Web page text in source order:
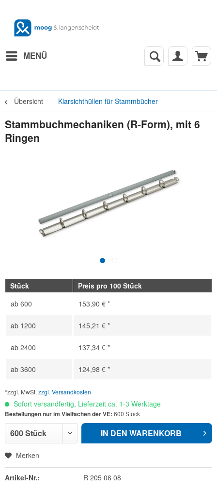
MENÜ
Übersicht Klarsichthüllen für Stammbücher
Stammbuchmechaniken (R-Form), mit 6
Ringen
Stück
Preis pro 100 Stück
ab 600 153,90 € *
ab 1200 145,21 € *
ab 2400 137,34 € *
ab 3600 124,98 € *
*zzgl. MwSt. zzgl. Versandkosten
Sofort versandfertig, Lieferzeit ca. 1-3 Werktage
Bestellungen nur im Vielfachen der VE: 600 Stück
IN DEN WARENKORB
Merken
Artikel-Nr.: R 205 06 08